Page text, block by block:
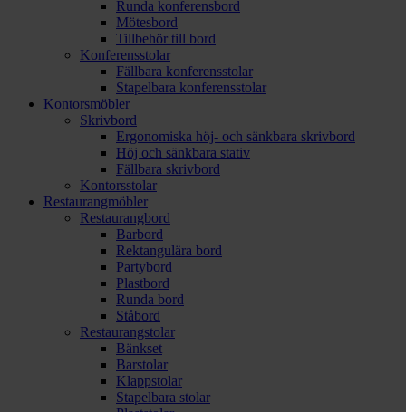
Runda konferensbord
Mötesbord
Tillbehör till bord
Konferensstolar
Fällbara konferensstolar
Stapelbara konferensstolar
Kontorsmöbler
Skrivbord
Ergonomiska höj- och sänkbara skrivbord
Höj och sänkbara stativ
Fällbara skrivbord
Kontorsstolar
Restaurangmöbler
Restaurangbord
Barbord
Rektangulära bord
Partybord
Plastbord
Runda bord
Ståbord
Restaurangstolar
Bänkset
Barstolar
Klappstolar
Stapelbara stolar